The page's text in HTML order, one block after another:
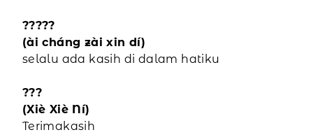
?????
(ài cháng zài xin dí)
selalu ada kasih di dalam hatiku
???
(Xiè Xiè Ní)
Terimakasih